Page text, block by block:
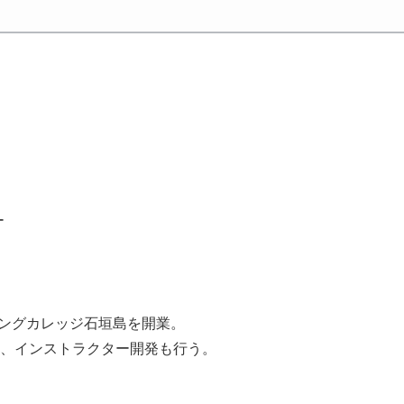
グカレッジ石垣島を開業。
インストラクター開発も行う。